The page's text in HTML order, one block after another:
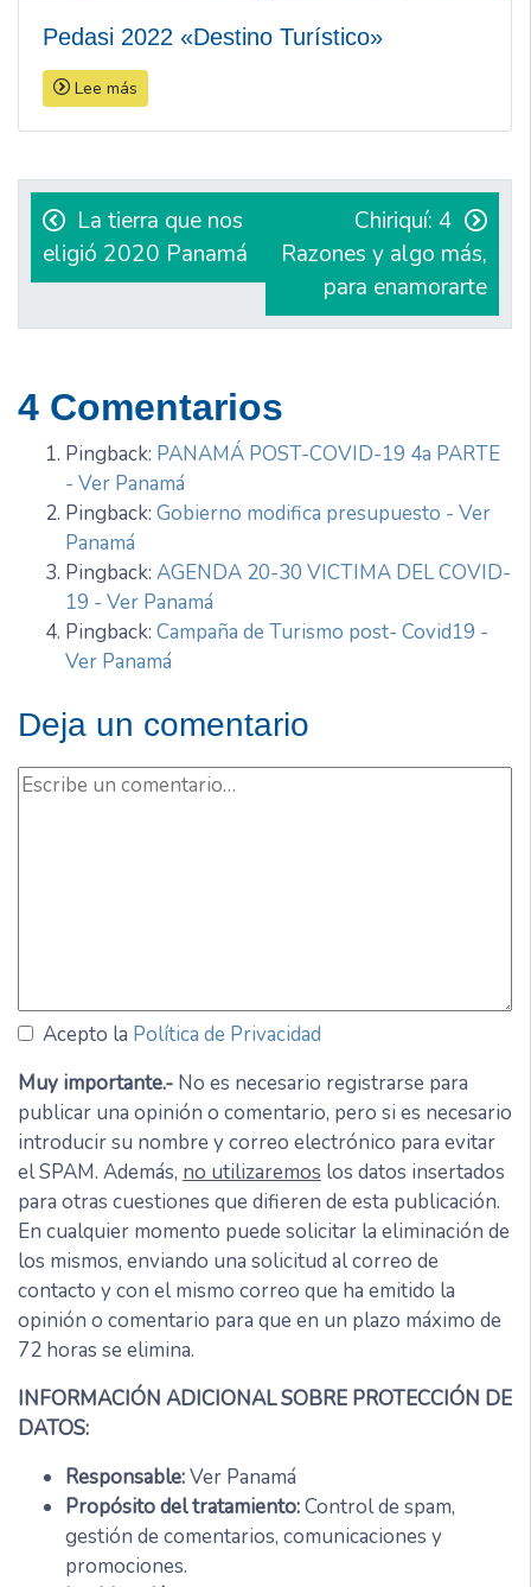
Pedasi 2022 «Destino Turístico»
Lee más
Navegación
de
entradas
La tierra que nos
eligió 2020 Panamá
Chiriquí: 4
Razones y algo más,
para enamorarte
4 Comentarios
Pingback: PANAMÁ POST-COVID-19 4a PARTE
- Ver Panamá
Pingback: Gobierno modifica presupuesto - Ver
Panamá
Pingback: AGENDA 20-30 VICTIMA DEL COVID-
19 - Ver Panamá
Pingback: Campaña de Turismo post- Covid19 -
Ver Panamá
Deja un comentario
Acepto la Política de Privacidad
Muy importante.- No es necesario registrarse para
publicar una opinión o comentario, pero si es necesario
introducir su nombre y correo electrónico para evitar
el SPAM. Además, no utilizaremos los datos insertados
para otras cuestiones que difieren de esta publicación.
En cualquier momento puede solicitar la eliminación de
los mismos, enviando una solicitud al correo de
contacto y con el mismo correo que ha emitido la
opinión o comentario para que en un plazo máximo de
72 horas se elimina.
INFORMACIÓN ADICIONAL SOBRE PROTECCIÓN DE
DATOS:
Responsable:Ver Panamá
Propósito del tratamiento:Control de spam,
gestión de comentarios, comunicaciones y
promociones.